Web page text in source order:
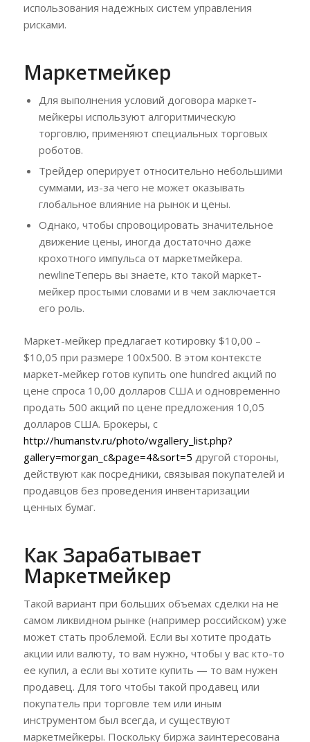
использования надежных систем управления
рисками.
Маркетмейкер
Для выполнения условий договора маркет-
мейкеры используют алгоритмическую
торговлю, применяют специальных торговых
роботов.
Трейдер оперирует относительно небольшими
суммами, из-за чего не может оказывать
глобальное влияние на рынок и цены.
Однако, чтобы спровоцировать значительное
движение цены, иногда достаточно даже
крохотного импульса от маркетмейкера.
newlineТеперь вы знаете, кто такой маркет-
мейкер простыми словами и в чем заключается
его роль.
Маркет-мейкер предлагает котировку $10,00 –
$10,05 при размере 100х500. В этом контексте
маркет-мейкер готов купить one hundred акций по
цене спроса 10,00 долларов США и одновременно
продать 500 акций по цене предложения 10,05
долларов США. Брокеры, с
http://humanstv.ru/photo/wgallery_list.php?
gallery=morgan_c&page=4&sort=5 другой стороны,
действуют как посредники, связывая покупателей и
продавцов без проведения инвентаризации
ценных бумаг.
Как Зарабатывает
Маркетмейкер
Такой вариант при больших объемах сделки на не
самом ликвидном рынке (например российском) уже
может стать проблемой. Если вы хотите продать
акции или валюту, то вам нужно, чтобы у вас кто-то
ее купил, а если вы хотите купить — то вам нужен
продавец. Для того чтобы такой продавец или
покупатель при торговле тем или иным
инструментом был всегда, и существуют
маркетмейкеры. Поскольку биржа заинтересована